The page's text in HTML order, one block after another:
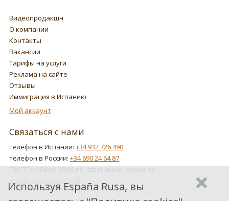
Видеопродакшн
О компании
Контакты
Вакансии
Тарифы на услуги
Реклама на сайте
Отзывы
Иммиграция в Испанию
Мой аккаунт
Связаться с нами
телефон в Испании: +34 932 726 490
телефон в России: +34 690 24 64 87
ПН-ПТ с 9:00 по 19:00 по испанскому времени.
info@espanarusa.com
Используя España Rusa, вы